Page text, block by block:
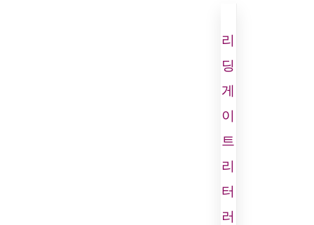
리
딩
게
이
트
리
터
러